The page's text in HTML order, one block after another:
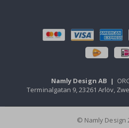
Namly Design AB |
Terminalgatan 9, 23261 Arlöv,
© Namly Design